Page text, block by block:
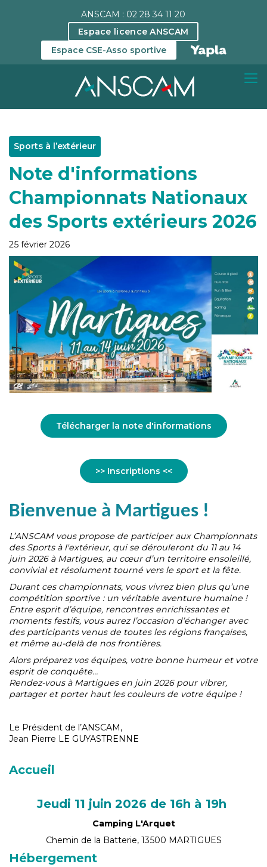
ANSCAM : 02 28 34 11 20
Espace licence ANSCAM
Espace CSE-Asso sportive
Sports à l’extérieur
Note d'informations
Championnats Nationaux
des Sports extérieurs 2026
25 février 2026
Télécharger la note d'informations
>> Inscriptions <<
Bienvenue à Martigues !
L’ANSCAM vous propose de participer aux Championnats
des Sports à l'extérieur, qui se dérouleront du 11 au 14
juin 2026 à Martigues, au cœur d’un territoire ensoleillé,
convivial et résolument tourné vers le sport et la fête.
Durant ces championnats, vous vivrez bien plus qu’une
compétition sportive : un véritable aventure humaine !
Entre esprit d’équipe, rencontres enrichissantes et
moments festifs, vous aurez l’occasion d’échanger avec
des participants venus de toutes les régions françaises,
et même au-delà de nos frontières.
Alors préparez vos équipes, votre bonne humeur et votre
esprit de conquête…
Rendez-vous à Martigues en juin 2026 pour vibrer,
partager et porter haut les couleurs de votre équipe !
Le Président de l’ANSCAM,
Jean Pierre LE GUYASTRENNE
Accueil
Jeudi 11 juin 2026 de 16h à 19h
Camping L'Arquet
Chemin de la Batterie, 13500 MARTIGUES
Hébergement